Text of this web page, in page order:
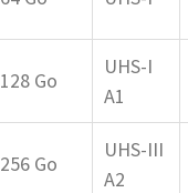
128 Go
UHS-I
A1
256 Go
UHS-III
A2